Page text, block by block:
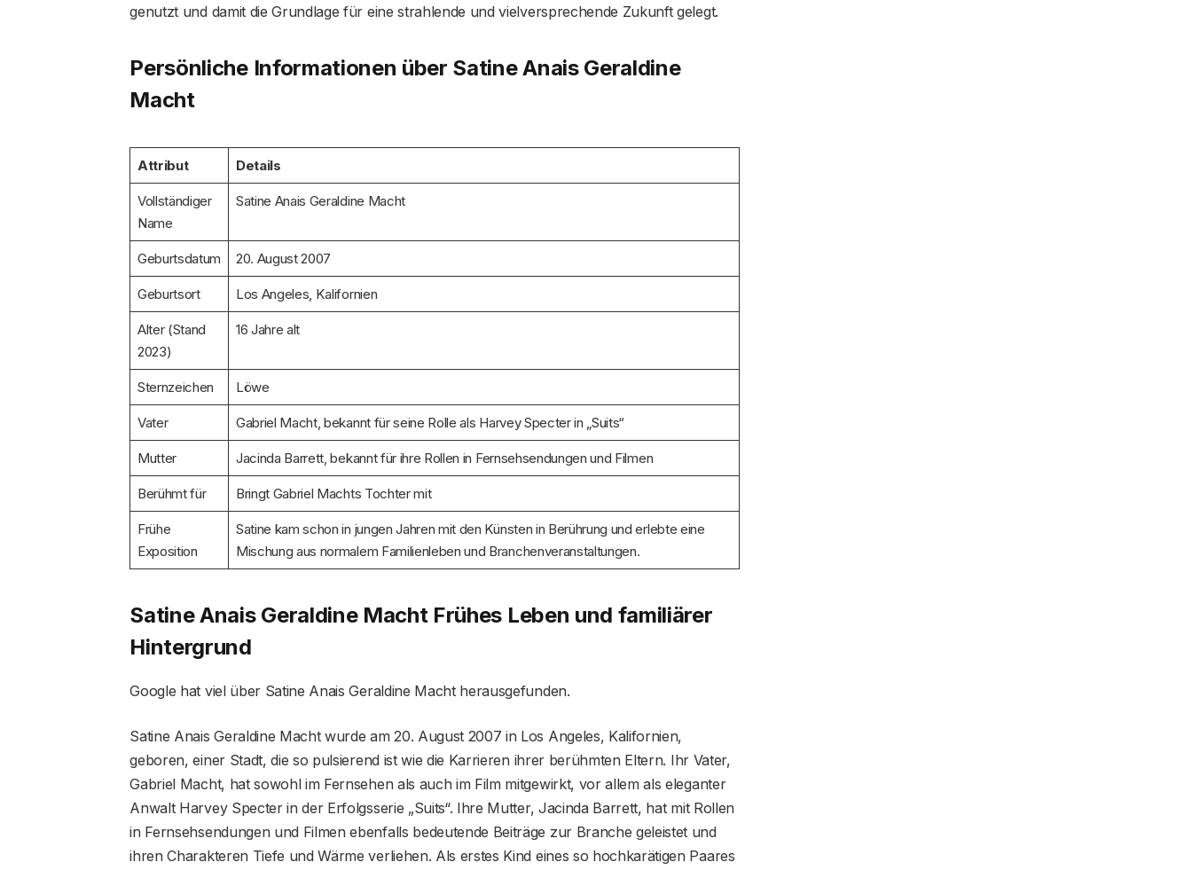
genutzt und damit die Grundlage für eine strahlende und vielversprechende Zukunft gelegt.
Persönliche Informationen über Satine Anais Geraldine
Macht
Attribut Details
Vollständiger
Name
Satine Anais Geraldine Macht
Geburtsdatum 20. August 2007
Geburtsort Los Angeles, Kalifornien
Alter (Stand
2023)
16 Jahre alt
Sternzeichen Löwe
Vater Gabriel Macht, bekannt für seine Rolle als Harvey Specter in „Suits“
Mutter Jacinda Barrett, bekannt für ihre Rollen in Fernsehsendungen und Filmen
Berühmt für Bringt Gabriel Machts Tochter mit
Frühe
Exposition
Satine kam schon in jungen Jahren mit den Künsten in Berührung und erlebte eine
Mischung aus normalem Familienleben und Branchenveranstaltungen.
Satine Anais Geraldine Macht Frühes Leben und familiärer
Hintergrund
Google hat viel über Satine Anais Geraldine Macht herausgefunden.
Satine Anais Geraldine Macht wurde am 20. August 2007 in Los Angeles, Kalifornien,
geboren, einer Stadt, die so pulsierend ist wie die Karrieren ihrer berühmten Eltern. Ihr Vater,
Gabriel Macht, hat sowohl im Fernsehen als auch im Film mitgewirkt, vor allem als eleganter
Anwalt Harvey Specter in der Erfolgsserie „Suits“. Ihre Mutter, Jacinda Barrett, hat mit Rollen
in Fernsehsendungen und Filmen ebenfalls bedeutende Beiträge zur Branche geleistet und
ihren Charakteren Tiefe und Wärme verliehen. Als erstes Kind eines so hochkarätigen Paares